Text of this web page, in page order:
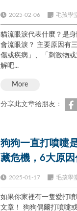
2025-02-06 毛孩學
貓流眼淚代表什麼？是
會流眼淚？ 主要原因有
傷或疾病」、「刺激物
解吧...
More
分享此文章給朋友：
狗狗一直打噴嚏
藏危機，6大原因
2025-01-17 毛孩學
如果你家裡有一隻愛打
文章！ 狗狗偶爾打噴嚏或許看似可愛，但背後可能隱藏著